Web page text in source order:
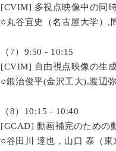
[CVIM] 多視点映像中の同
○丸谷宜史（名古屋大学）
,
（ 7）
9:50 - 10:15
[CVIM] 自由視点映像の生
○鍛治俊平(金沢工大),渡辺
（8）
10:15 - 10:40
[GCAD] 動画補完のための
○谷田川 達也，山口 泰（東